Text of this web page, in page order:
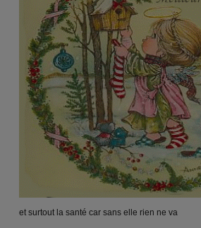
et surtout la santé car sans elle rien ne va